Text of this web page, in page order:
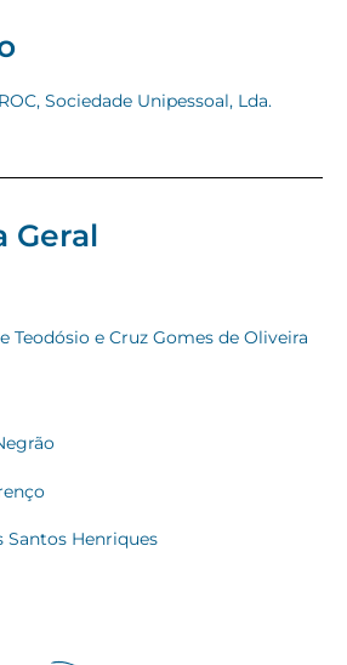
Sociedade Unipessoal, Lda.
Geral
Teodósio e Cruz Gomes de Oliveira
Santos Henriques